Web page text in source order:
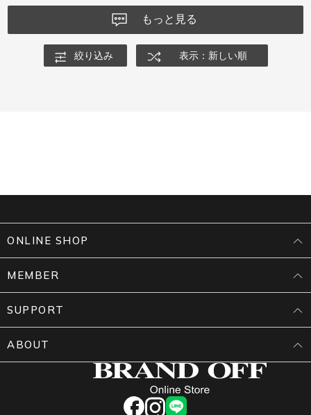
もっと見る
絞り込み 表示：新しい順
facebookinstagram
LINE
ONLINE SHOP
MEMBER
SUPPORT
ABOUT